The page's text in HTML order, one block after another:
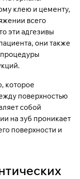
клею и цементу,
всего
эти адгезивы
они также
которое
поверхностью
собой
на зуб проникает
поверхности и